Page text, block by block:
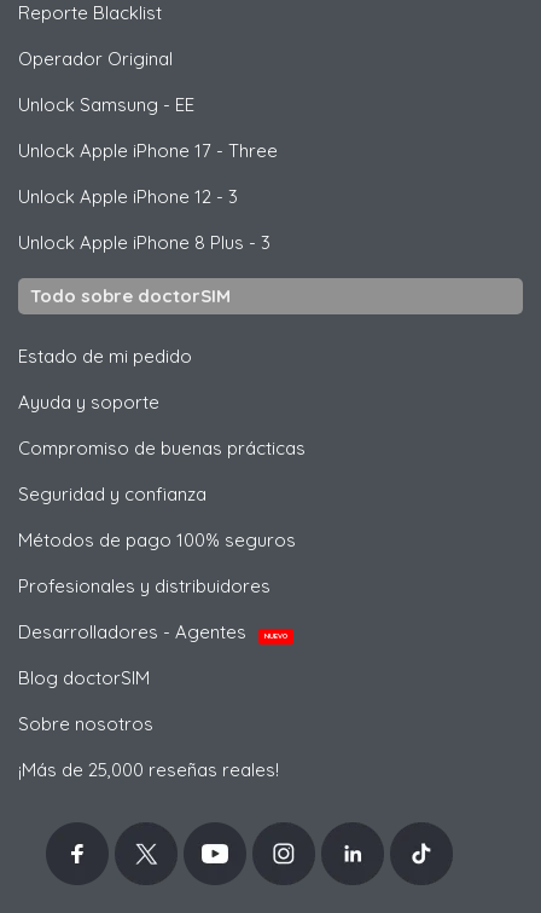
Reporte Blacklist
Operador Original
Unlock Samsung - EE
Unlock Apple iPhone 17 - Three
Unlock Apple iPhone 12 - 3
Unlock Apple iPhone 8 Plus - 3
Todo sobre doctorSIM
Estado de mi pedido
Ayuda y soporte
Compromiso de buenas prácticas
Seguridad y confianza
Métodos de pago 100% seguros
Profesionales y distribuidores
Desarrolladores - Agentes
NUEVO
Blog doctorSIM
Sobre nosotros
¡Más de 25,000 reseñas reales!